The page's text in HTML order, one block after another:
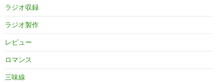
ラジオ収録
ラジオ製作
レビュー
ロマンス
三味線